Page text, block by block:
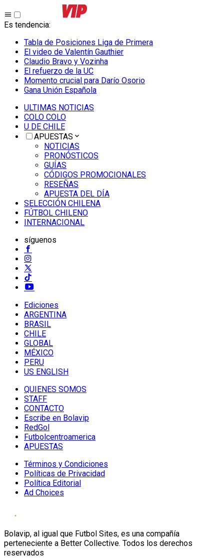
Es tendencia:
Tabla de Posiciones Liga de Primera
El video de Valentín Gauthier
Claudio Bravo y Vozinha
El refuerzo de la UC
Momento crucial para Darío Osorio
Gana Unión Española
ULTIMAS NOTICIAS
COLO COLO
U DE CHILE
APUESTAS
NOTICIAS
PRONÓSTICOS
GUÍAS
CÓDIGOS PROMOCIONALES
RESEÑAS
APUESTA DEL DÍA
SELECCIÓN CHILENA
FÚTBOL CHILENO
INTERNACIONAL
síguenos
Ediciones
ARGENTINA
BRASIL
CHILE
GLOBAL
MÉXICO
PERU
US ENGLISH
QUIENES SOMOS
STAFF
CONTACTO
Escribe en Bolavip
RedGol
Futbolcentroamerica
APUESTAS
Términos y Condiciones
Políticas de Privacidad
Política Editorial
Ad Choices
Bolavip, al igual que Futbol Sites, es una compañía
perteneciente a Better Collective. Todos los derechos
reservados